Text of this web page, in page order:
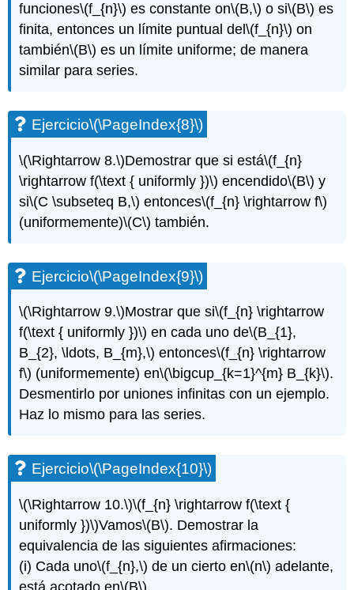
funciones\(f_{n}\) es constante on\(B,\) o si\(B\) es
finita, entonces un límite puntual del\(f_{n}\) on
también\(B\) es un límite uniforme; de manera
similar para series.
Ejercicio\(\PageIndex{8}\)
\(\Rightarrow 8.\)Demostrar que si está\(f_{n}
\rightarrow f(\text { uniformly })\) encendido\(B\) y
si\(C \subseteq B,\) entonces\(f_{n} \rightarrow f\)
(uniformemente)\(C\) también.
Ejercicio\(\PageIndex{9}\)
\(\Rightarrow 9.\)Mostrar que si\(f_{n} \rightarrow
f(\text { uniformly })\) en cada uno de\(B_{1},
B_{2}, \ldots, B_{m},\) entonces\(f_{n} \rightarrow
f\) (uniformemente) en\(\bigcup_{k=1}^{m} B_{k}\).
Desmentirlo por uniones infinitas con un ejemplo.
Haz lo mismo para las series.
Ejercicio\(\PageIndex{10}\)
\(\Rightarrow 10.\)\(f_{n} \rightarrow f(\text {
uniformly })\)Vamos\(B\). Demostrar la
equivalencia de las siguientes afirmaciones:
(i) Cada uno\(f_{n},\) de un cierto en\(n\) adelante,
está acotado en\(B\).